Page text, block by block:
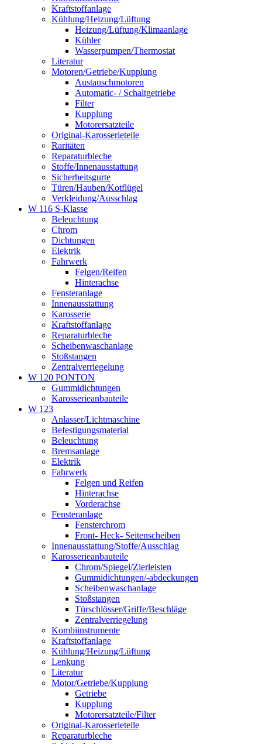
Kraftstoffanlage
Kühlung/Heizung/Lüftung
Heizung/Lüftung/Klimaanlage
Kühler
Wasserpumpen/Thermostat
Literatur
Motoren/Getriebe/Kupplung
Austauschmotoren
Automatic- / Schaltgetriebe
Filter
Kupplung
Motorersatzteile
Original-Karosserieteile
Raritäten
Reparaturbleche
Stoffe/Innenausstattung
Sicherheitsgurte
Türen/Hauben/Kotflügel
Verkleidung/Ausschlag
W 116 S-Klasse
Beleuchtung
Chrom
Dichtungen
Elektrik
Fahrwerk
Felgen/Reifen
Hinterachse
Fensteranlage
Innenausstattung
Karosserie
Kraftstoffanlage
Reparaturbleche
Scheibenwaschanlage
Stoßstangen
Zentralverriegelung
W 120 PONTON
Gummidichtungen
Karosserieanbauteile
W 123
Anlasser/Lichtmaschine
Befestigungsmaterial
Beleuchtung
Bremsanlage
Elektrik
Fahrwerk
Felgen und Reifen
Hinterachse
Vorderachse
Fensteranlage
Fensterchrom
Front- Heck- Seitenscheiben
Innenausstattung/Stoffe/Ausschlag
Karosserieanbauteile
Chrom/Spiegel/Zierleisten
Gummidichtungen/-abdeckungen
Scheibenwaschanlage
Stoßstangen
Türschlösser/Griffe/Beschläge
Zentralverriegelung
Kombiinstrumente
Kraftstoffanlage
Kühlung/Heizung/Lüftung
Lenkung
Literatur
Motor/Getriebe/Kupplung
Getriebe
Kupplung
Motorersatzteile/Filter
Original-Karosserieteile
Reparaturbleche